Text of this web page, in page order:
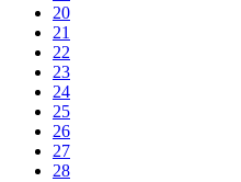
20
21
22
23
24
25
26
27
28